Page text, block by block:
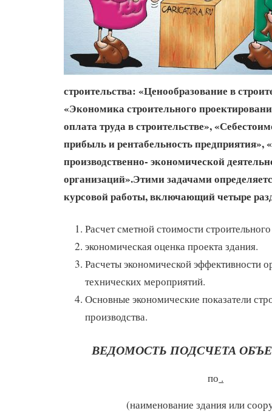
строительства: «Ценообразование в
«Экономика строительного
оплата труда в строительстве»,
прибыль и рентабельность предприятия»,
производственно- экономической
организаций».Этими задачами
курсовой работы, включающий четыре
Расчет сметной стоимости
экономическая оценка проекта здания.
Расчеты экономической эффективности
технических мероприятий.
Основные экономические показатели
производства.
ВЕДОМОСТЬ ПОДСЧЕТА
по .
(наименование здания или